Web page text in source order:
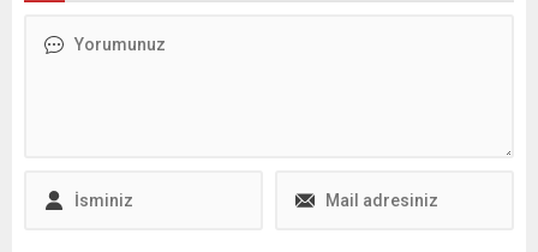
nüfus artışının yanı sıra